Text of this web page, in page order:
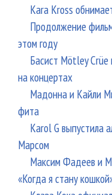
Kara Kross
Продолжение
этом году
Басист Mötley Crüe
на концертах
Мадонна и Кайли
фита
Karol G выпустила
Марсом
Максим Фадеев и
«Когда я стану